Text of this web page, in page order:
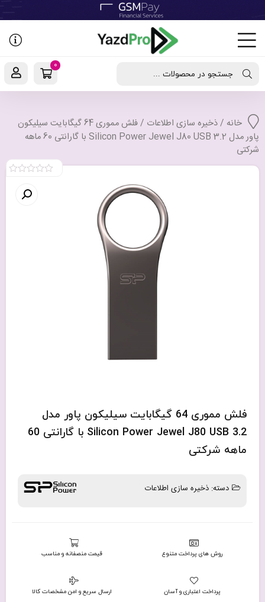
جستجو در محصولات ...
0
خانه /ذخیره سازی اطلاعات
/ فلش مموری 64 گیگابایت سیلیکون
پاور مدل Silicon Power Jewel J80 USB 3.2 با گارانتی 60 ماهه
شرکتی
فلش مموری 64 گیگابایت سیلیکون پاور مدل
Silicon Power Jewel J80 USB 3.2 با گارانتی 60
ماهه شرکتی
دسته: ذخیره سازی اطلاعات
روش های پرداخت متنوع قیمت منصفانه و مناسب
پرداخت اعتباری و آسان ارسال سریع و امن مشخصات کالا